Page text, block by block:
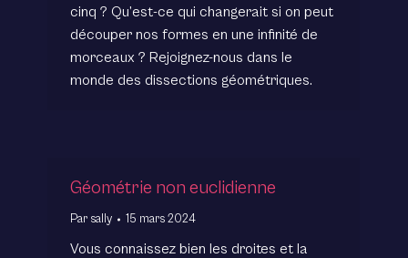
cinq ? Qu’est-ce qui changerait si on peut
découper nos formes en une infinité de
morceaux ? Rejoignez-nous dans le
monde des dissections géométriques.
Géométrie non euclidienne
Par sally 15 mars 2024
Vous connaissez bien les droites et la